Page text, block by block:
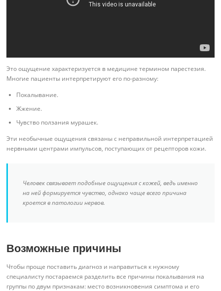
Это ощущение характеризуется в медицине термином парестезия.
Многие пациенты интерпретируют его по-разному:
Покалывание.
Жжение.
Чувство ползания мурашек.
Эти необычные ощущения связаны с неправильной интерпретацией
нервными центрами импульсов, поступающих от рецепторов кожи.
Человек связывает подобные ощущения с кожей, ведь именно
на ней формируется чувство, однако чаще всего причина
кроется в патологии нервов.
Возможные причины
Чтобы проще поставить диагноз и направиться к нужному
специалисту постараемся разделить все причины покалывания на
группы по двум признакам: место возникновения симптома и его